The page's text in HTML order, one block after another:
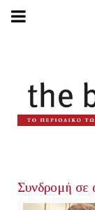
Συνδρομή σε